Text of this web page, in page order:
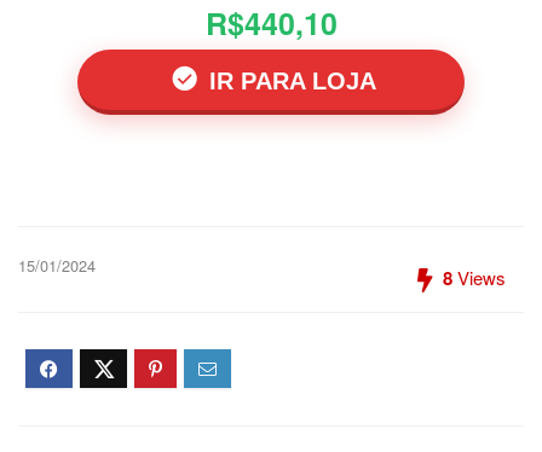
R$440,10
IR PARA LOJA
15/01/2024 8Views